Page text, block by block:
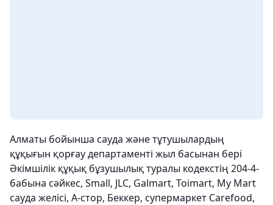
Алматы бойынша сауда және тұтушылардың
құқығын қорғау департаменті жыл басынан бері
Әкімшілік құқық бұзушылық туралы кодекстің 204-4-
бабына сәйкес, Small, JLC, Galmart, Toimart, My Mart
сауда желісі, А-стор, Беккер, супермаркет Carefood,